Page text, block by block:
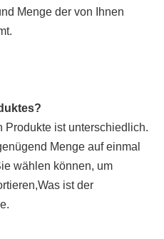
Menge der von Ihnen
Produkte ist unterschiedlich.
Menge auf einmal
wählen können, um
ist der